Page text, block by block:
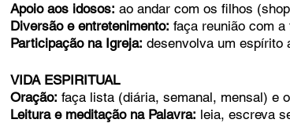
Apoio aos idosos: ao andar com os filhos
Diversão e entretenimento: faça reunião com
Participação na Igreja: desenvolva um espírito
VIDA ESPIRITUAL
Oração: faça lista (diária, semanal, mensal) e
Leitura e meditação na Palavra: leia, escreva